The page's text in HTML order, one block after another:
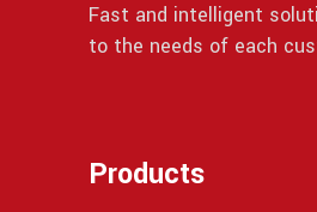
Fast and intelligent
to the needs of each
Products